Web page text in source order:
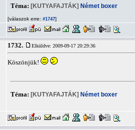
Téma: [KUTYAFAJTÁK] Német boxer
[válaszok erre: #1747]
1732. Elküldve: 2009-09-17 20:29:36
Köszönjük!
Téma: [KUTYAFAJTÁK] Német boxer